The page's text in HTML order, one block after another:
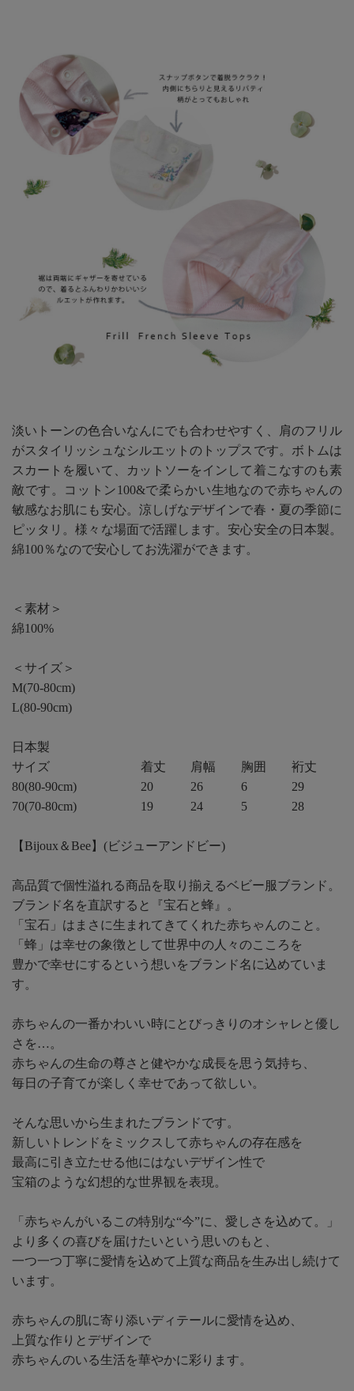
淡いトーンの色合いなんにでも合わせやすく、肩のフリル
がスタイリッシュなシルエットのトップスです。ボトムは
スカートを履いて、カットソーをインして着こなすのも素
敵です。コットン100&で柔らかい生地なので赤ちゃんの
敏感なお肌にも安心。涼しげなデザインで春・夏の季節に
ピッタリ。様々な場面で活躍します。安心安全の日本製。
綿100％なので安心してお洗濯ができます。
＜素材＞
綿100%
＜サイズ＞
M(70-80cm)
L(80-90cm)
日本製
サイズ
着丈 肩幅 胸囲
裄丈
80(80-90cm)
20 26 6
29
70(70-80cm)
19 24 5 28
【Bijoux＆Bee】(ビジューアンドビー)
高品質で個性溢れる商品を取り揃えるベビー服ブランド。
ブランド名を直訳すると『宝石と蜂』。
「宝石」はまさに生まれてきてくれた赤ちゃんのこと。
「蜂」は幸せの象徴として世界中の人々のこころを
豊かで幸せにするという想いをブランド名に込めていま
す。
赤ちゃんの一番かわいい時にとびっきりのオシャレと優し
さを…。
赤ちゃんの生命の尊さと健やかな成長を思う気持ち、
毎日の子育てが楽しく幸せであって欲しい。
そんな思いから生まれたブランドです。
新しいトレンドをミックスして赤ちゃんの存在感を
最高に引き立たせる他にはないデザイン性で
宝箱のような幻想的な世界観を表現。
「赤ちゃんがいるこの特別な“今”に、愛しさを込めて。」
より多くの喜びを届けたいという思いのもと、
一つ一つ丁寧に愛情を込めて上質な商品を生み出し続けて
います。
赤ちゃんの肌に寄り添いディテールに愛情を込め、
上質な作りとデザインで
赤ちゃんのいる生活を華やかに彩ります。